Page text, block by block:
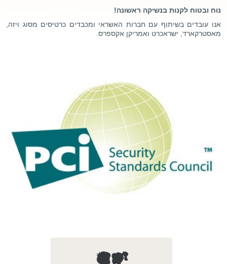
נוח ובטוח לקנות בנשיקה ראשונה!
אנו עובדים בשיתוף עם חברות האשראי ומכבדים כרטיסים מסוג ויזה,
מאסטרקארד, ישראכרט ואמריקן אקספרס.